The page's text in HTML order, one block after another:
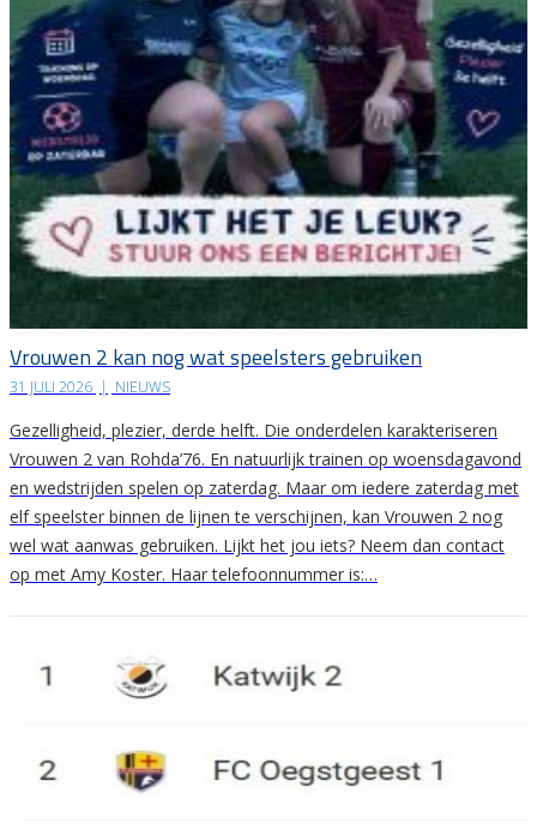
Vrouwen 2 kan nog wat speelsters gebruiken
31 JULI 2026 | NIEUWS
Gezelligheid, plezier, derde helft. Die onderdelen karakteriseren
Vrouwen 2 van Rohda’76. En natuurlijk trainen op woensdagavond
en wedstrijden spelen op zaterdag. Maar om iedere zaterdag met
elf speelster binnen de lijnen te verschijnen, kan Vrouwen 2 nog
wel wat aanwas gebruiken. Lijkt het jou iets? Neem dan contact
op met Amy Koster. Haar telefoonnummer is:…